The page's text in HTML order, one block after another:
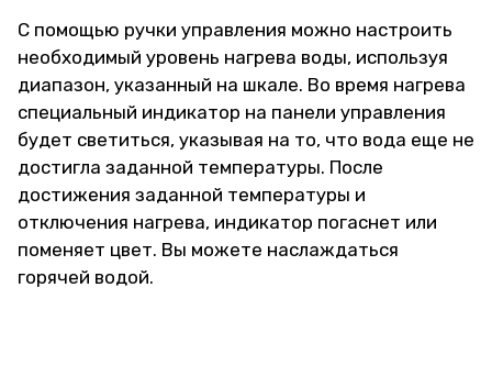
С помощью ручки управления можно настроить
необходимый уровень нагрева воды, используя
диапазон, указанный на шкале. Во время нагрева
специальный индикатор на панели управления
будет светиться, указывая на то, что вода еще не
достигла заданной температуры. После
достижения заданной температуры и
отключения нагрева, индикатор погаснет или
поменяет цвет. Вы можете наслаждаться
горячей водой.